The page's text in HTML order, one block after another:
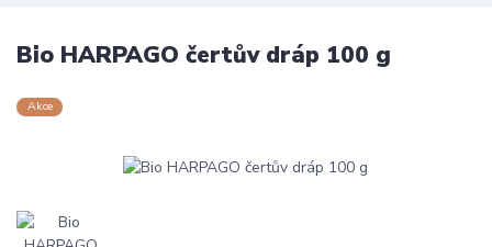
Bio HARPAGO čertův dráp 100 g
Akce